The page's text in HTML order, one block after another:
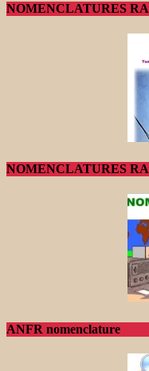
NOMENCLATURES
NOMENCLATURES
ANFR nomenclature